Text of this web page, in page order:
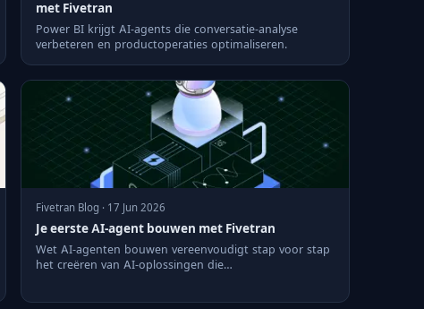
met Fivetran
Power BI krijgt AI-agents die conversatie-analyse
verbeteren en productoperaties optimaliseren.
Fivetran Blog · 17 Jun 2026
Je eerste AI-agent bouwen met Fivetran
Wet AI-agenten bouwen vereenvoudigt stap voor stap
het creëren van AI-oplossingen die